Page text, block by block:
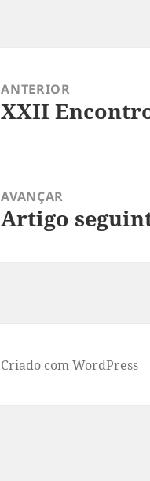
ANTERIOR
Artigo
XXII
AVANÇAR
Artigo
Artigo
Criado com WordPress